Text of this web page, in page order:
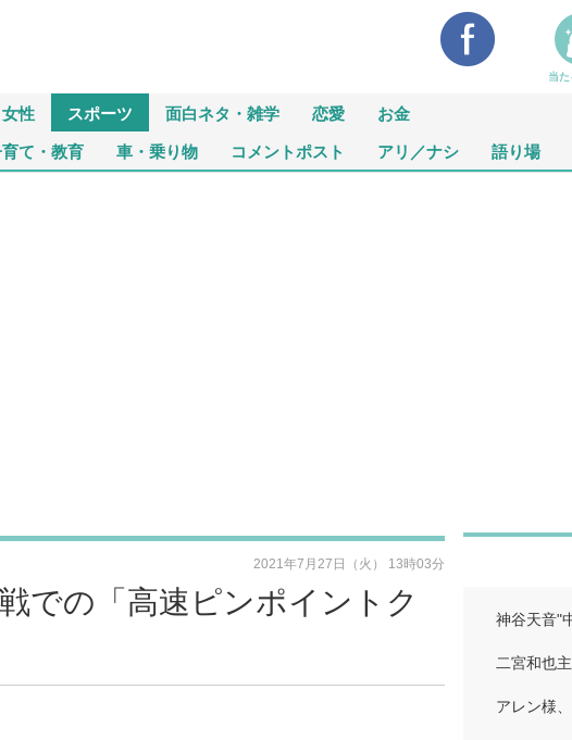
女性 スポーツ 面白ネタ・雑学 恋愛 お金
て・教育 車・乗り物 コメントポスト アリ／ナシ 語り場
での「高速ピンポイントク
2021年7月27日（火） 13時03分
神谷天音"
二宮和也
アレン様
当